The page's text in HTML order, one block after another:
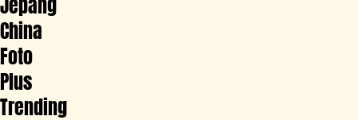
China
Foto
Plus
Trending